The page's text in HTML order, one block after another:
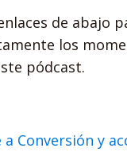
de abajo
los
pódcast.
Conversión y